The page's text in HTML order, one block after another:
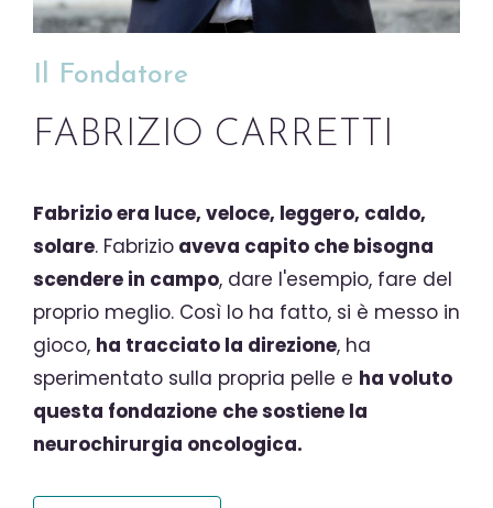
Il Fondatore
FABRIZIO CARRETTI
Fabrizio era luce, veloce, leggero, caldo,
solare. Fabrizio aveva capito che bisogna
scendere in campo, dare l'esempio, fare del
proprio meglio. Così lo ha fatto, si è messo in
gioco, ha tracciato la direzione, ha
sperimentato sulla propria pelle e ha voluto
questa fondazione che sostiene la
neurochirurgia oncologica.